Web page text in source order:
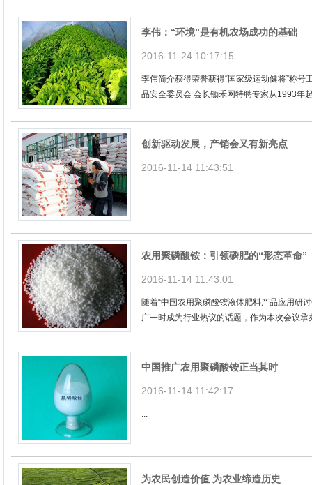
李伟：“环境”是有机农场成功的基础
2016-11-24 10:17:15
李伟简介获得荣誉获得“国家级运动健将”称
品安全委员会 会长锄禾网特聘专家从1993年
创新驱动发展，产销会又有新亮点
2016-11-14 11:43:51
...
农用聚磷酸铵：引领磷肥的“形态革命”
2016-11-14 11:43:01
随着“中国农用聚磷酸铵液体肥料产品应用研
广一时成为行业热议的话题，作为本次会议
中国推广农用聚磷酸铵正当其时
2016-11-14 11:42:17
...
为农民创造价值 为农业缔造历史